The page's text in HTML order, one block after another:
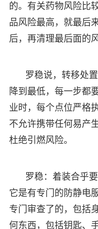
的。有关药物风险比
品风险最高，就最后
后，再清理最后面的
罗稳说，转移处
降到最低，每一步都
业时，每个点位严格
不允许携带任何易产
杜绝引燃风险。
罗稳：着装合乎
它是有专门的防静电
专门审查了的，包括
何东西，包括钥匙、